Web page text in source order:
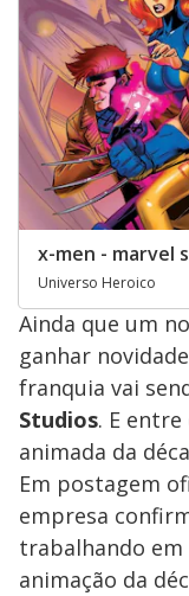
x-men - marvel
Universo Heroico
Ainda que um
ganhar
franquia vai
Studios. E
animada da
Em postagem
empresa
trabalhando em
animação da